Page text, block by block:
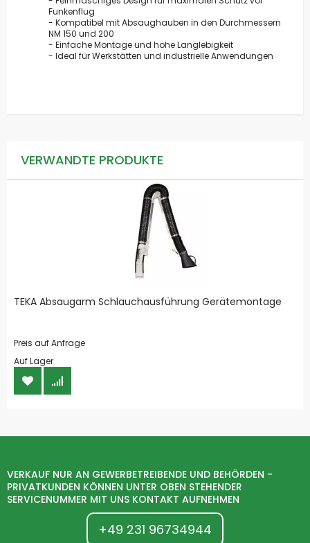
Funkenflug
- Kompatibel mit Absaughauben in den Durchmessern
NM 150 und 200
- Einfache Montage und hohe Langlebigkeit
- Ideal für Werkstätten und industrielle Anwendungen
VERWANDTE PRODUKTE
TEKA Absaugarm Schlauchausführung Gerätemontage
Preis auf Anfrage
Auf Lager
VERKAUF NUR AN GEWERBETREIBENDE UND BEHÖRDEN -
PRIVATKUNDEN KÖNNEN UNTER OBEN STEHENDER
SERVICENUMMER MIT UNS KONTAKT AUFNEHMEN
+49 231 96734944